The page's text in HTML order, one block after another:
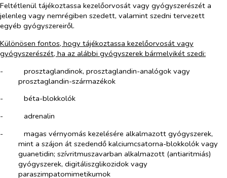
Feltétlenül tájékoztassa kezelőorvosát vagy gyógyszerészét a
jelenleg vagy nemrégiben szedett, valamint szedni tervezett
egyéb gyógyszereiről.
Különösen fontos, hogy tájékoztassa kezelőorvosát vagy
gyógyszerészét, ha az alábbi gyógyszerek bármelyikét szedi:
-​
prosztaglandinok, prosztaglandin-analógok vagy
prosztaglandin-származékok
-​
béta-blokkolók
-​
adrenalin
-​
magas vérnyomás kezelésére alkalmazott gyógyszerek,
mint a szájon át szedendő kalciumcsatorna-blokkolók vagy
guanetidin; szívritmuszavarban alkalmazott (antiaritmiás)
gyógyszerek, digitáliszglikozidok vagy
paraszimpatomimetikumok